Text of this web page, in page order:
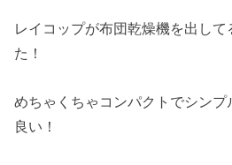
レイコップが布団乾燥機を出して
た！
めちゃくちゃコンパクトでシンプ
良い！